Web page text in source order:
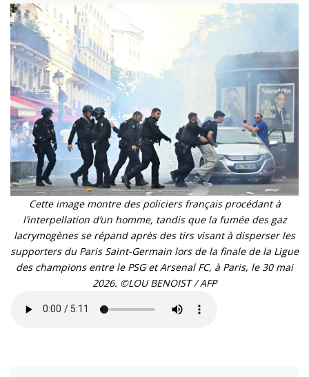
Cette image montre des policiers français procédant à
l’interpellation d’un homme, tandis que la fumée des gaz
lacrymogènes se répand après des tirs visant à disperser les
supporters du Paris Saint-Germain lors de la finale de la Ligue
des champions entre le PSG et Arsenal FC, à Paris, le 30 mai
2026. ©LOU BENOIST / AFP